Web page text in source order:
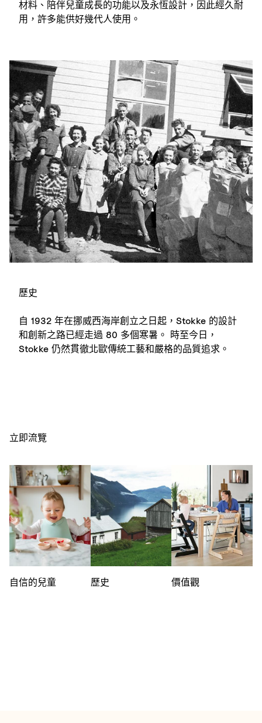
材料、陪伴兒童成長的功能以及永恆設計，因此經久耐
用，許多能供好幾代人使用。
歷史
自 1932 年在挪威西海岸創立之日起，Stokke 的設計
和創新之路已經走過 80 多個寒暑。 時至今日，
Stokke 仍然貫徹北歐傳統工藝和嚴格的品質追求。
立即流覽
自信的兒童 歷史 價值觀